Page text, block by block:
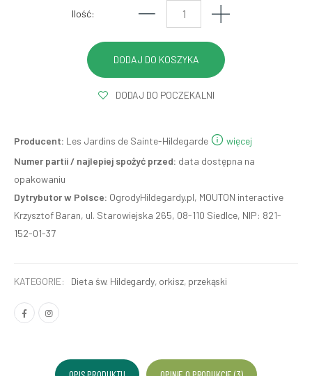
Ilość:
DODAJ DO POCZEKALNI
Producent: Les Jardins de Sainte-Hildegarde
więcej
Numer partii / najlepiej spożyć przed: data dostępna na
opakowaniu
Dytrybutor w Polsce: OgrodyHildegardy.pl, MOUTON interactive
Krzysztof Baran, ul. Starowiejska 265, 08-110 Siedlce, NIP: 821-
152-01-37
KATEGORIE: Dieta św. Hildegardy, orkisz, przekąski